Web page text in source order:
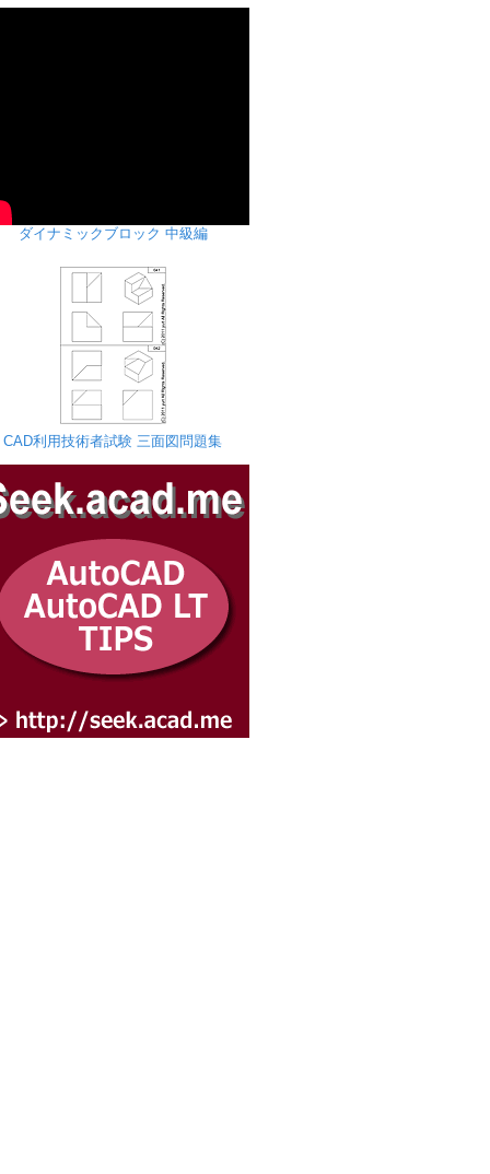
ダイナミックブロック 中級編
CAD利用技術者試験 三面図問題集